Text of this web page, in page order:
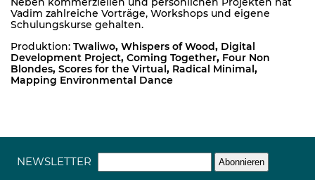
Vadim zahlreiche Vorträge, Workshops und eigene
Schulungskurse gehalten.
Produktion: Twaliwo, Whispers of Wood, Digital
Development Project, Coming Together, Four Non
Blondes, Scores for the Virtual, Radical Minimal,
Mapping Environmental Dance
NEWSLETTER